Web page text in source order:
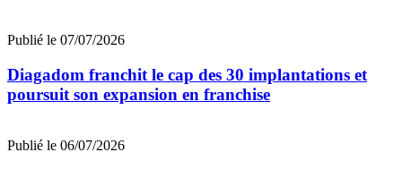
Publié le 07/07/2026
Diagadom franchit le cap des 30 implantations et
poursuit son expansion en franchise
Publié le 06/07/2026